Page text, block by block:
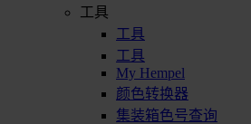
工具
工具
工具
My Hempel
颜色转换器
集装箱色号查询